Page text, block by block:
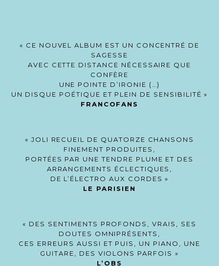
« CE NOUVEL ALBUM EST UN CONCENTRÉ DE
SAGESSE
AVEC CETTE DISTANCE NÉCESSAIRE QUE
CONFÈRE
UNE POINTE D’IRONIE (…)
UN DISQUE POÉTIQUE ET PLEIN DE SENSIBILITÉ »
FRANCOFANS
« JOLI RECUEIL DE QUATORZE CHANSONS
FINEMENT PRODUITES,
PORTÉES PAR UNE TENDRE PLUME ET DES
ARRANGEMENTS ÉCLECTIQUES,
DE L’ÉLECTRO AUX CORDES »
LE PARISIEN
« DES SENTIMENTS PROFONDS, VRAIS, SES
DOUTES OMNIPRÉSENTS,
CES ERREURS AUSSI ET PUIS, UN PIANO, UNE
GUITARE, DES VIOLONS PARFOIS »
L’OBS